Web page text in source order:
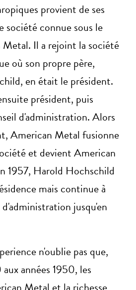
provient de ses
société connue sous le
Il a rejoint la société
où son propre père,
en était le président.
président, puis
d'administration. Alors
American Metal fusionne
et devient American
1957, Harold Hochschild
mais continue à
jusqu'en
n'oublie pas que,
années 1950, les